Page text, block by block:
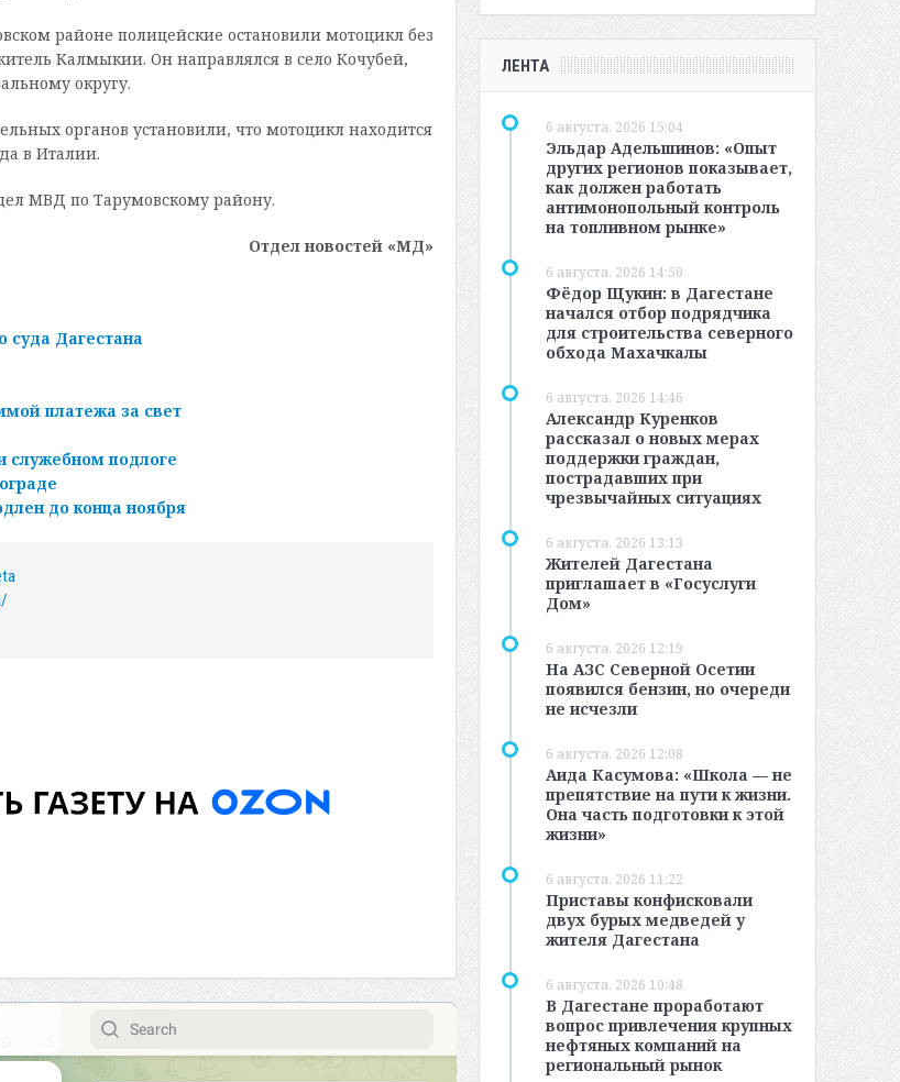
районе полицейские остановили мотоцикл без
Калмыкии. Он направлялся в село Кочубей,
округу.
органов установили, что мотоцикл находится
в Италии.
МВД по Тарумовскому району.
Отдел новостей «МД»
суда Дагестана
платежа за свет
служебном подлоге
до конца ноября
ЛЕНТА
6 августа, 2026 15:04
Эльдар Адельшинов: «Опыт
других регионов показывает,
как должен работать
антимонопольный контроль
на топливном рынке»
6 августа, 2026 14:50
Фёдор Щукин: в Дагестане
начался отбор подрядчика
для строительства северного
обхода Махачкалы
6 августа, 2026 14:46
Александр Куренков
рассказал о новых мерах
поддержки граждан,
пострадавших при
чрезвычайных ситуациях
6 августа, 2026 13:13
Жителей Дагестана
приглашает в «Госуслуги
Дом»
6 августа, 2026 12:19
На АЗС Северной Осетии
появился бензин, но очереди
не исчезли
6 августа, 2026 12:08
Аида Касумова: «Школа — не
препятствие на пути к жизни.
Она часть подготовки к этой
жизни»
6 августа, 2026 11:22
Приставы конфисковали
двух бурых медведей у
жителя Дагестана
6 августа, 2026 10:48
В Дагестане проработают
вопрос привлечения крупных
нефтяных компаний на
региональный рынок